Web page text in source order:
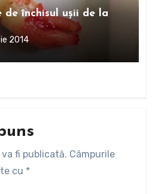
închisul ușii de la
2014
fi publicată. Câmpurile
cu *